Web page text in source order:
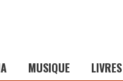
MUSIQUE LIVRES